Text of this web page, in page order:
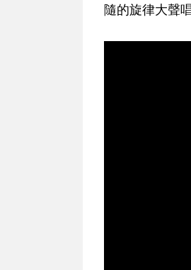
隨的旋律大聲